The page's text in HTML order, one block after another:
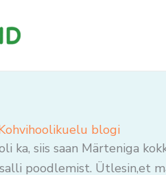
blogi
ka, siis saan Märteniga
poodlemist. Ütlesin,et